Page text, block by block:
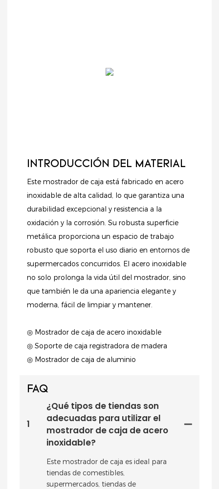
INTRODUCCIÓN DEL MATERIAL
Este mostrador de caja está fabricado en acero
inoxidable de alta calidad, lo que garantiza una
durabilidad excepcional y resistencia a la
oxidación y la corrosión. Su robusta superficie
metálica proporciona un espacio de trabajo
robusto que soporta el uso diario en entornos de
supermercados concurridos. El acero inoxidable
no solo prolonga la vida útil del mostrador, sino
que también le da una apariencia elegante y
moderna, fácil de limpiar y mantener.
◎ Mostrador de caja de acero inoxidable
◎ Soporte de caja registradora de madera
◎ Mostrador de caja de aluminio
FAQ
1
¿Qué tipos de tiendas son
adecuadas para utilizar el
mostrador de caja de acero
inoxidable?
Este mostrador de caja es ideal para
tiendas de comestibles,
supermercados, tiendas de